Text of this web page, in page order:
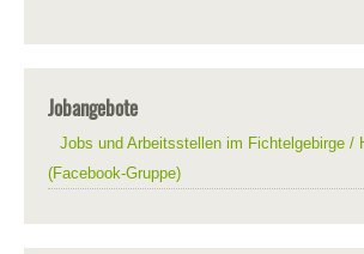
Jobangebote
Jobs und Arbeitsstellen im Fichtelgebirge /
(Facebook-Gruppe)